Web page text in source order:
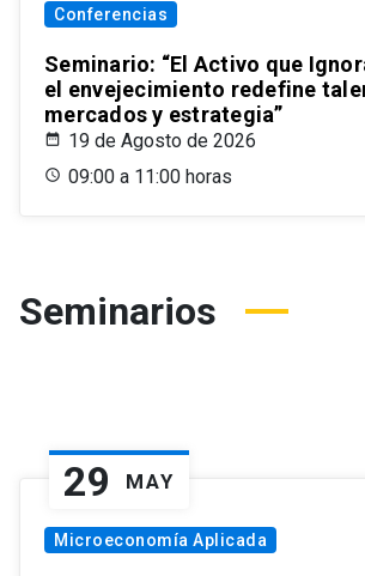
Conferencias
Seminario: “El Activo que
el envejecimiento redefine
mercados y estrategia”
19 de Agosto de 2026
09:00 a 11:00 horas
Seminarios
29 MAY
Microeconomía Aplicada